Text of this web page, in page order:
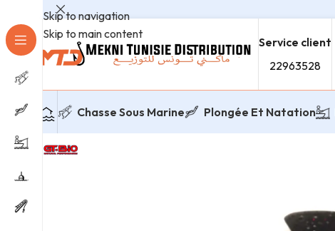
Skip to navigation
Skip to main content
Service client
22963528
Chasse Sous Marine Plongée Et Natation